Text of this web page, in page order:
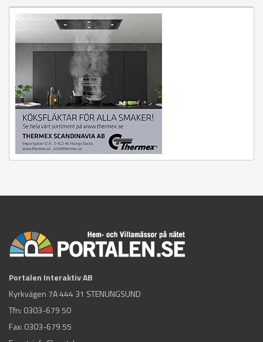
Portalen Interaktiv AB
Kyrkvägen 7A 444 31 STENUNGSUND
Tfn: 0303-679 50
Fax: 0303-679 55